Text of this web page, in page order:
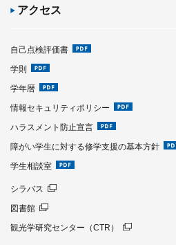
アクセス
自己点検評価書
学則
学年暦
情報セキュリティポリシー
ハラスメント防止宣言
障がい学生に対する修学支援の基本方針
学生相談室
シラバス
図書館
観光学研究センター（CTR）